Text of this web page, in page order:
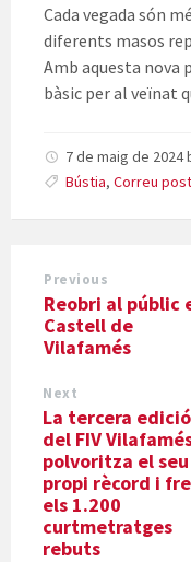
Cada vegada són
diferents masos
Amb aquesta nova
bàsic per al veïnat
7 de maig de 2024
Bústia, Correu
Previous
Reobri al públic
Castell de
Vilafamés
Next
La tercera edició
del FIV
polvoritza el seu
propi rècord i
els 1.200
curtmetratges
rebuts